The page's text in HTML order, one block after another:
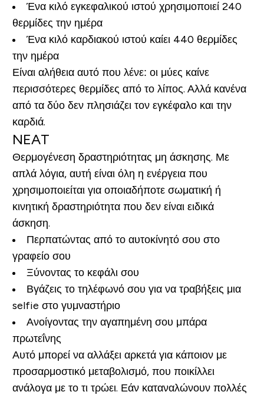
Ένα κιλό εγκεφαλικού ιστού χρησιμοποιεί 240
θερμίδες την ημέρα
Ένα κιλό καρδιακού ιστού καίει 440 θερμίδες
την ημέρα
Είναι αλήθεια αυτό που λένε: οι μύες καίνε
περισσότερες θερμίδες από το λίπος. Αλλά κανένα
από τα δύο δεν πλησιάζει τον εγκέφαλο και την
καρδιά.
NEAT
Θερμογένεση δραστηριότητας μη άσκησης. Με
απλά λόγια, αυτή είναι όλη η ενέργεια που
χρησιμοποιείται για οποιαδήποτε σωματική ή
κινητική δραστηριότητα που δεν είναι ειδικά
άσκηση.
Περπατώντας από το αυτοκίνητό σου στο
γραφείο σου
Ξύνοντας το κεφάλι σου
Βγάζεις το τηλέφωνό σου για να τραβήξεις μια
selfie στο γυμναστήριο
Ανοίγοντας την αγαπημένη σου μπάρα
πρωτεΐνης
Αυτό μπορεί να αλλάξει αρκετά για κάποιον με
προσαρμοστικό μεταβολισμό, που ποικίλλει
ανάλογα με το τι τρώει. Εάν καταναλώνουν πολλές